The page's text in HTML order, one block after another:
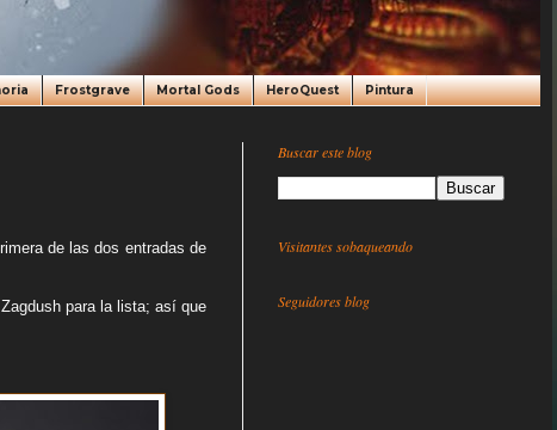
Frostgrave Mortal Gods HeroQuest Pintura
de las dos entradas de
para la lista; así que
Buscar este blog
Visitantes sobaqueando
Seguidores blog